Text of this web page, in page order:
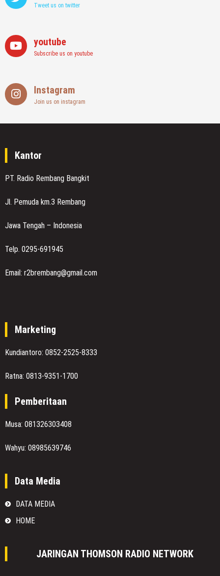
Tweet us on twitter
youtube
Subscribe us on youtube
Instagram
Join us on instagram
Kantor
PT. Radio Rembang Bangkit
Jl. Pemuda km.3 Rembang
Jawa Tengah – Indonesia
Telp. 0295-691945
Email: r2brembang@gmail.com
Marketing
Kundiantoro: 0852-2525-8333
Ratna: 0813-9351-1700
Pemberitaan
Musa: 081326303408
Wahyu: 08985639746
Data Media
DATA MEDIA
HOME
JARINGAN THOMSON RADIO NETWORK